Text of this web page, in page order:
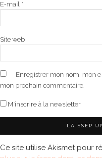
E-mail *
Site web
Enregistrer mon nom, mon
mon prochain commentaire.
M'inscrire à la newsletter
Ce site utilise Akismet pour